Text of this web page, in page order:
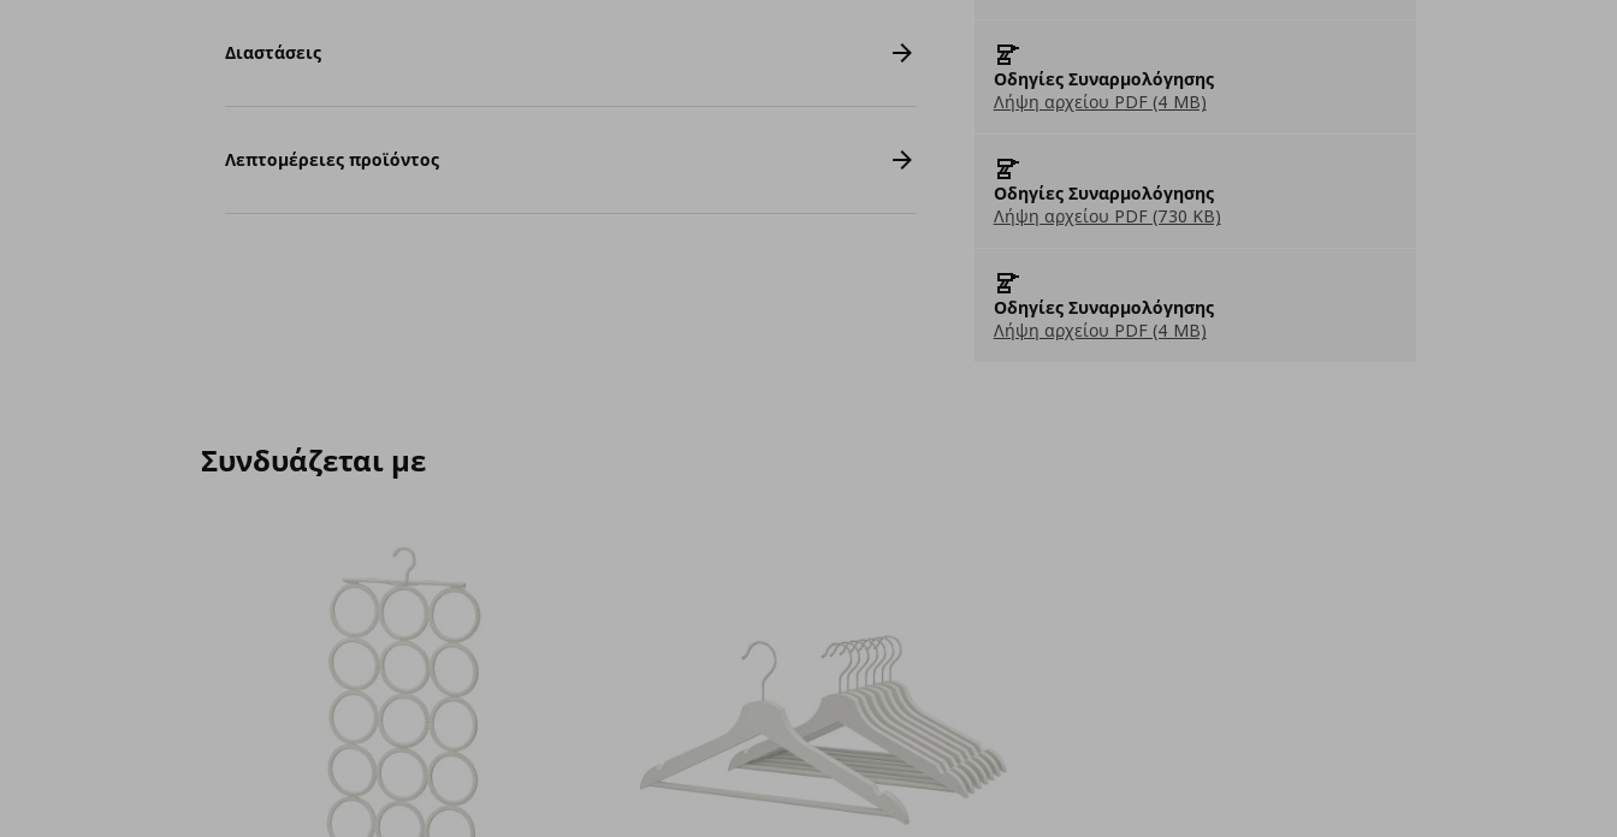
Οδηγίες Συναρμολόγησης
Λήψη αρχείου PDF (4 MB)
Οδηγίες Συναρμολόγησης
Λήψη αρχείου PDF (730 KB)
Οδηγίες Συναρμολόγησης
Λήψη αρχείου PDF (4 MB)
Διαστάσεις
Λεπτομέρειες προϊόντος
Συνδυάζεται με